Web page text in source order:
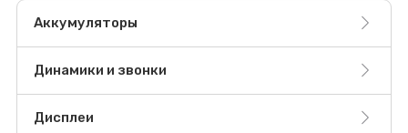
Аккумуляторы
Динамики и звонки
Дисплеи